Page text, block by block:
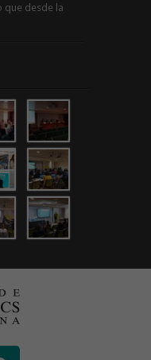
que desde la